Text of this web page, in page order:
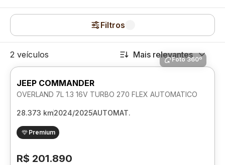
Filtros
2 veículos Mais relevantes
Foto 360º
JEEP COMMANDER
OVERLAND 7L 1.3 16V TURBO 270 FLEX AUTOMATICO
28.373 km2024/2025AUTOMAT.
Premium
R$ 201.890